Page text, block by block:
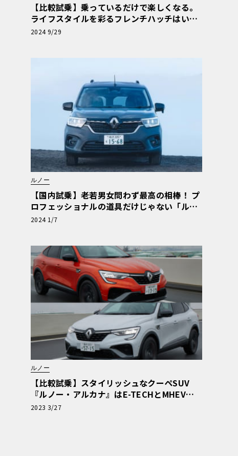
【比較試乗】乗っているだけで楽しくなる。
ライフスタイルを彩るフレンチハッチはいか
が？「ルノー・ルーテシア vs プジョー・30
2024 9/29
ルノー
【国内試乗】老若男女問わず最高の相棒！ プ
ロフェッショナルの道具だけじゃない「ルノ
ー・カングー」
2024 1/7
ルノー
【比較試乗】スタイリッシュなクーペSUV
『ルノー・アルカナ』はE-TECHとMHEVの
どちらが買いなのか？
2023 3/27